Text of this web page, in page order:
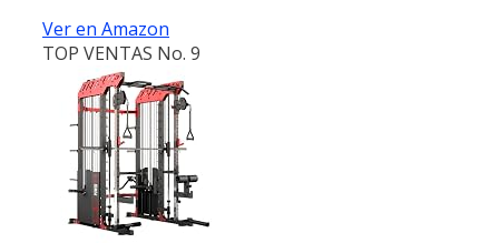
Ver en Amazon
TOP VENTAS No. 9